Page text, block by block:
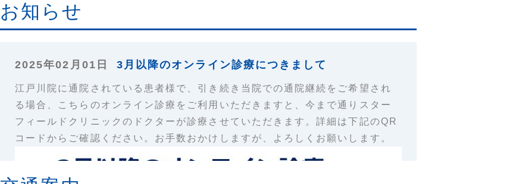
お知らせ
3月以降のオンライン診療につきまして
2025年02月01日
江戸川院に通院されている患者様で、引き続き当院での通院継続をご希望され
る場合、こちらのオンライン診療をご利用いただきますと、今まで通りスター
フィールド クリニックのドクターが診療させていただきます。詳細は下記のQR
コードからご確認ください。お手数おかけしますが、よろしくお願いします。